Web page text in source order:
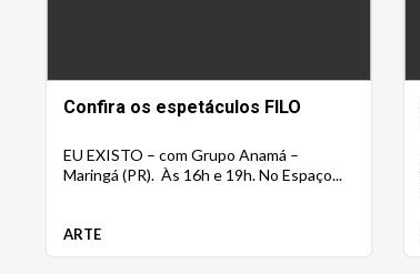
Confira os espetáculos FILO
EU EXISTO – com Grupo Anamá –
Maringá (PR). Às 16h e 19h. No Espaço...
ARTE